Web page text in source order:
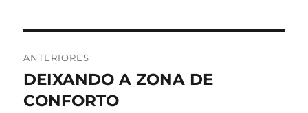
de
Post
ANTERIORES
Post
anterior:
DEIXANDO A ZONA DE
CONFORTO